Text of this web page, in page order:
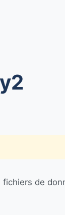
fichiers de